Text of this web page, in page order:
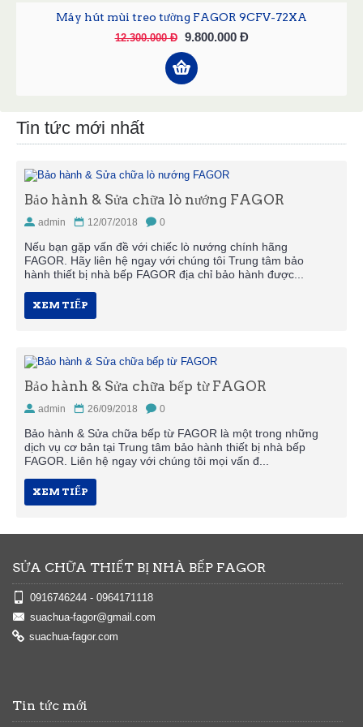
Máy hút mùi treo tường FAGOR 9CFV-72XA
12.300.000 Đ 9.800.000 Đ
Tin tức mới nhất
Bảo hành & Sửa chữa lò nướng FAGOR
admin 12/07/2018 0
Nếu bạn gặp vấn đề với chiếc lò nướng chính hãng
FAGOR. Hãy liên hệ ngay với chúng tôi Trung tâm bảo
hành thiết bị nhà bếp FAGOR địa chỉ bảo hành được...
XEM TIẾP
Bảo hành & Sửa chữa bếp từ FAGOR
admin 26/09/2018 0
Bảo hành & Sửa chữa bếp từ FAGOR là một trong những
dịch vụ cơ bản tại Trung tâm bảo hành thiết bị nhà bếp
FAGOR. Liên hệ ngay với chúng tôi mọi vấn đ...
XEM TIẾP
SỬA CHỮA THIẾT BỊ NHÀ BẾP FAGOR
0916746244 - 0964171118
suachua-fagor@gmail.com
suachua-fagor.com
Tin tức mới